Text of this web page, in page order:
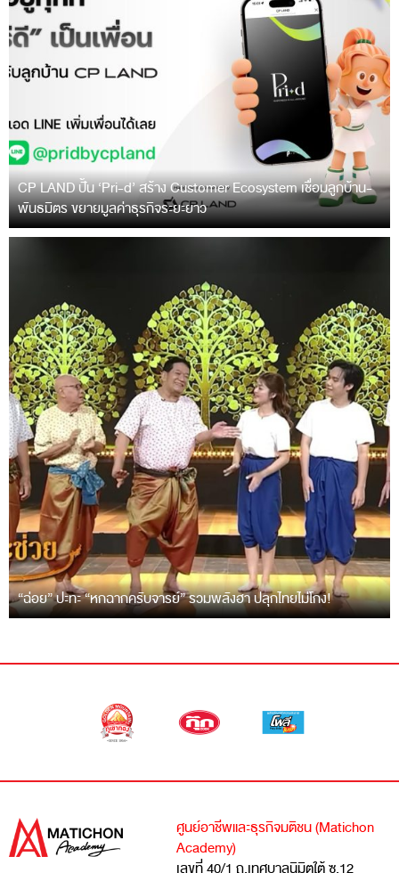
CP LAND ปั้น ‘Pri-d’ สร้าง Customer Ecosystem เชื่อมลูกบ้าน-
พันธมิตร ขยายมูลค่าธุรกิจระยะยาว
“ฉ่อย” ปะทะ “หกฉากครับจารย์” รวมพลังฮา ปลุกไทยไม่โกง!
ศูนย์อาชีพและธุรกิจมติชน (Matichon
Academy)
เลขที่ 40/1 ถ.เทศบาลนิมิตใต้ ซ.12